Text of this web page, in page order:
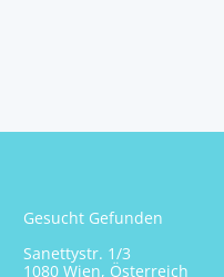
Gesucht Gefunden
Sanettystr. 1/3
1080 Wien, Österreich